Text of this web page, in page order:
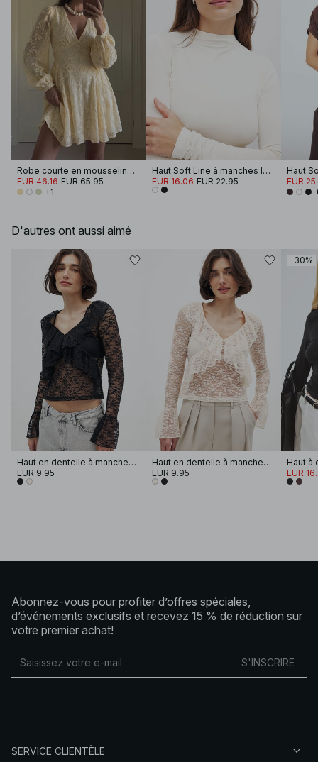
Robe courte en mousseline brodée à manches longues
EUR 46.16 EUR 65.95
+1
Haut Soft Line à manches longues et col cheminée
EUR 16.06 EUR 22.95
Haut
EUR
D'autres ont aussi aimé
Haut en dentelle à manches longues et volants
EUR 9.95
Haut en dentelle à manches longues et volants
EUR 9.95
-30%
EUR
Abonnez-vous pour profiter d’offres spéciales,
d’événements exclusifs et recevez 15 % de réduction sur
votre premier achat!
S'INSCRIRE
SERVICE CLIENTÈLE